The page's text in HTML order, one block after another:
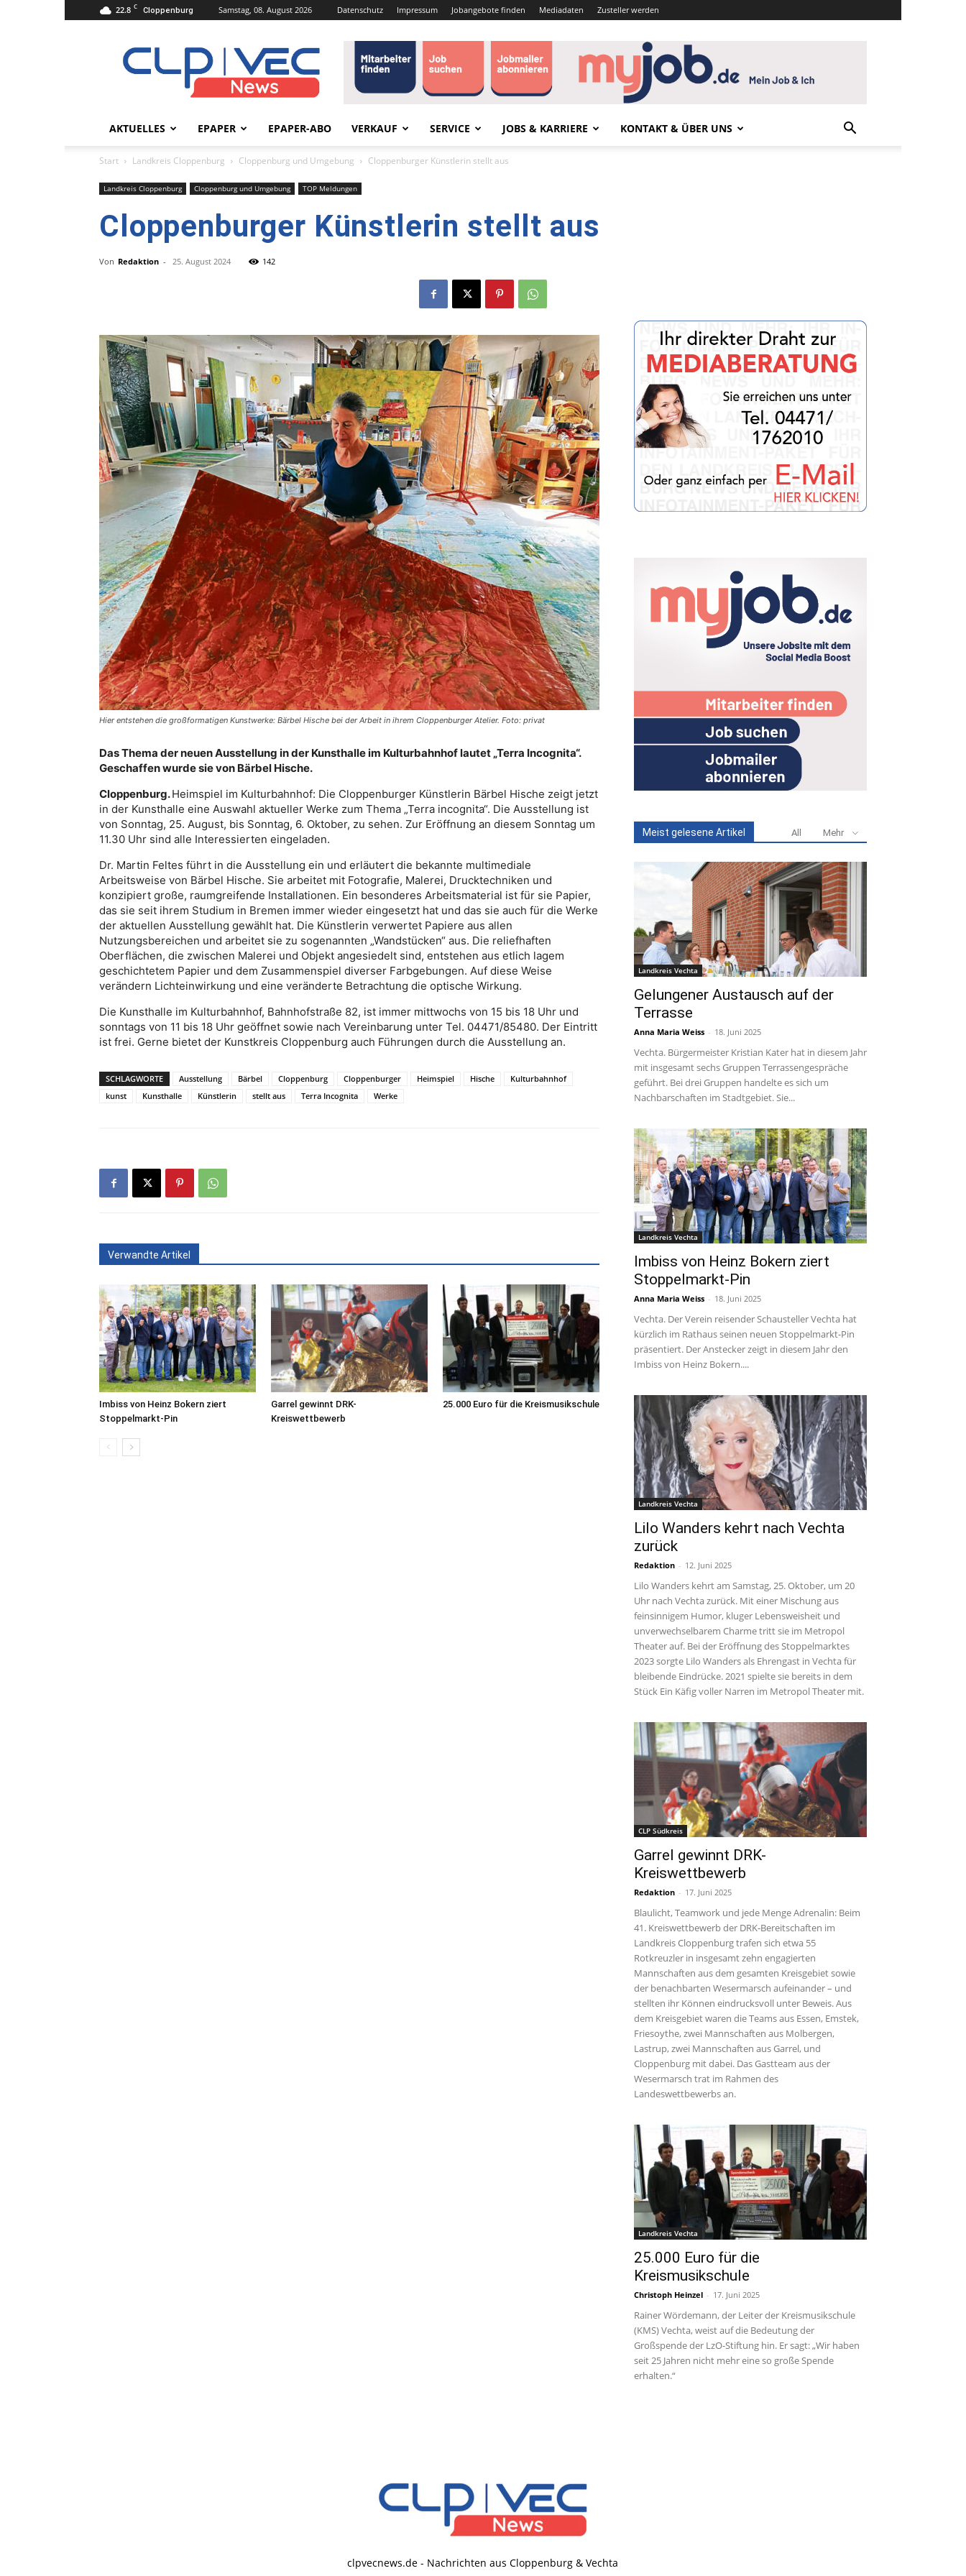
22.8 C Cloppenburg Samstag, 08. August 2026 Datenschutz Impressum Jobangebote finden Mediadaten Zusteller werden
clpvecnews.de
AKTUELLES EPAPER EPAPER-ABO VERKAUF SERVICE JOBS & KARRIERE KONTAKT & ÜBER UNS
Start Landkreis Cloppenburg Cloppenburg und Umgebung Cloppenburger Künstlerin stellt aus
Landkreis Cloppenburg Cloppenburg und Umgebung TOP Meldungen
Cloppenburger Künstlerin stellt aus
Von Redaktion - 25. August 2024 142
Hier entstehen die großformatigen Kunstwerke: Bärbel Hische bei der Arbeit in ihrem Cloppenburger Atelier. Foto: privat
Das Thema der neuen Ausstellung in der Kunsthalle im Kulturbahnhof lautet „Terra Incognita“.
Geschaffen wurde sie von Bärbel Hische.
Cloppenburg.Heimspiel im Kulturbahnhof: Die Cloppenburger Künstlerin Bärbel Hische zeigt jetzt
in der Kunsthalle eine Auswahl aktueller Werke zum Thema „Terra incognita“. Die Ausstellung ist
von Sonntag, 25. August, bis Sonntag, 6. Oktober, zu sehen. Zur Eröffnung an diesem Sonntag um
11.30 Uhr sind alle Interessierten eingeladen.
Dr. Martin Feltes führt in die Ausstellung ein und erläutert die bekannte multimediale
Arbeitsweise von Bärbel Hische. Sie arbeitet mit Fotografie, Malerei, Drucktechniken und
konzipiert große, raumgreifende Installationen. Ein besonderes Arbeitsmaterial ist für sie Papier,
das sie seit ihrem Studium in Bremen immer wieder eingesetzt hat und das sie auch für die Werke
der aktuellen Ausstellung gewählt hat. Die Künstlerin verwertet Papiere aus allen
Nutzungsbereichen und arbeitet sie zu sogenannten „Wandstücken“ aus. Die reliefhaften
Oberflächen, die zwischen Malerei und Objekt angesiedelt sind, entstehen aus etlich lagem
geschichtetem Papier und dem Zusammenspiel diverser Farbgebungen. Auf diese Weise
verändern Lichteinwirkung und eine veränderte Betrachtung die optische Wirkung.
Die Kunsthalle im Kulturbahnhof, Bahnhofstraße 82, ist immer mittwochs von 15 bis 18 Uhr und
sonntags von 11 bis 18 Uhr geöffnet sowie nach Vereinbarung unter Tel. 04471/85480. Der Eintritt
ist frei. Gerne bietet der Kunstkreis Cloppenburg auch Führungen durch die Ausstellung an.
SCHLAGWORTE Ausstellung Bärbel Cloppenburg Cloppenburger Heimspiel Hische
Kulturbahnhof
kunst
Kunsthalle Künstlerin stellt aus Terra Incognita Werke
Verwandte Artikel
Imbiss von Heinz Bokern ziert
Stoppelmarkt-Pin
Garrel gewinnt DRK-
Kreiswettbewerb
25.000 Euro für die Kreismusikschule
Meist gelesene Artikel All Mehr
Landkreis Vechta
Gelungener Austausch auf der
Terrasse
Anna Maria Weiss - 18. Juni 2025
Vechta. Bürgermeister Kristian Kater hat in diesem Jahr
mit insgesamt sechs Gruppen Terrassengespräche
geführt. Bei drei Gruppen handelte es sich um
Nachbarschaften im Stadtgebiet. Sie...
Landkreis Vechta
Imbiss von Heinz Bokern ziert
Stoppelmarkt-Pin
Anna Maria Weiss - 18. Juni 2025
Vechta. Der Verein reisender Schausteller Vechta hat
kürzlich im Rathaus seinen neuen Stoppelmarkt-Pin
präsentiert. Der Anstecker zeigt in diesem Jahr den
Imbiss von Heinz Bokern....
Landkreis Vechta
Lilo Wanders kehrt nach Vechta
zurück
Redaktion - 12. Juni 2025
Lilo Wanders kehrt am Samstag, 25. Oktober, um 20
Uhr nach Vechta zurück. Mit einer Mischung aus
feinsinnigem Humor, kluger Lebensweisheit und
unverwechselbarem Charme tritt sie im Metropol
Theater auf. Bei der Eröffnung des Stoppelmarktes
2023 sorgte Lilo Wanders als Ehrengast in Vechta für
bleibende Eindrücke. 2021 spielte sie bereits in dem
Stück Ein Käfig voller Narren im Metropol Theater mit.
CLP Südkreis
Garrel gewinnt DRK-
Kreiswettbewerb
Redaktion - 17. Juni 2025
Blaulicht, Teamwork und jede Menge Adrenalin: Beim
41. Kreiswettbewerb der DRK-Bereitschaften im
Landkreis Cloppenburg trafen sich etwa 55
Rotkreuzler in insgesamt zehn engagierten
Mannschaften aus dem gesamten Kreisgebiet sowie
der benachbarten Wesermarsch aufeinander – und
stellten ihr Können eindrucksvoll unter Beweis. Aus
dem Kreisgebiet waren die Teams aus Essen, Emstek,
Friesoythe, zwei Mannschaften aus Molbergen,
Lastrup, zwei Mannschaften aus Garrel, und
Cloppenburg mit dabei. Das Gastteam aus der
Wesermarsch trat im Rahmen des
Landeswettbewerbs an.
Landkreis Vechta
25.000 Euro für die
Kreismusikschule
Christoph Heinzel - 17. Juni 2025
Rainer Wördemann, der Leiter der Kreismusikschule
(KMS) Vechta, weist auf die Bedeutung der
Großspende der LzO-Stiftung hin. Er sagt: „Wir haben
seit 25 Jahren nicht mehr eine so große Spende
erhalten.“
clpvecnews.de - Nachrichten aus Cloppenburg & Vechta